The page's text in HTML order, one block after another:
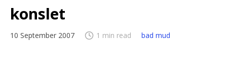
konslet
10 September 2007 1 min read bad mud